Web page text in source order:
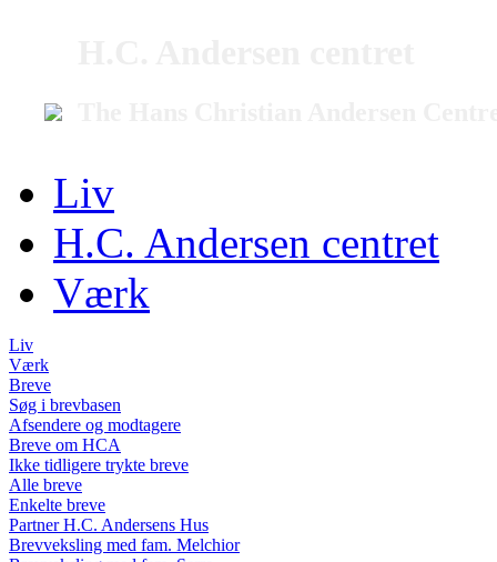
Liv
H.C. Andersen centret
Værk
Liv
Værk
Breve
Søg i brevbasen
Afsendere og modtagere
Breve om HCA
Ikke tidligere trykte breve
Alle breve
Enkelte breve
Partner H.C. Andersens Hus
Brevveksling med fam. Melchior